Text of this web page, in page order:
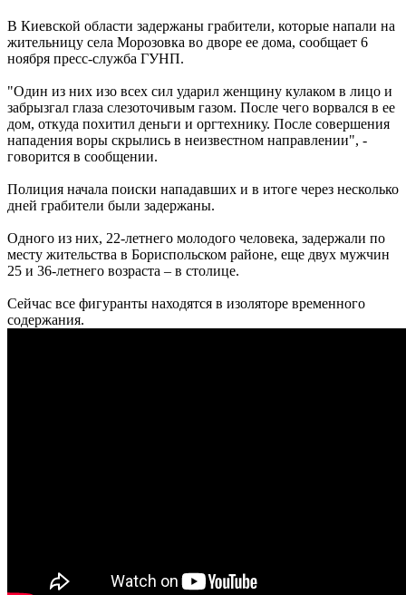
В Киевской области задержаны грабители, которые напали на
жительницу села Морозовка во дворе ее дома, сообщает 6
ноября пресс-служба ГУНП.
"Один из них изо всех сил ударил женщину кулаком в лицо и
забрызгал глаза слезоточивым газом. После чего ворвался в ее
дом, откуда похитил деньги и оргтехнику. После совершения
нападения воры скрылись в неизвестном направлении", -
говорится в сообщении.
Полиция начала поиски нападавших и в итоге через несколько
дней грабители были задержаны.
Одного из них, 22-летнего молодого человека, задержали по
месту жительства в Бориспольском районе, еще двух мужчин
25 и 36-летнего возраста – в столице.
Сейчас все фигуранты находятся в изоляторе временного
содержания.